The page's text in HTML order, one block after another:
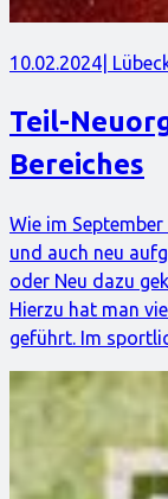
10.02.2024 |
Teil-
Bereiches
Wie im
und auch neu
oder Neu dazu
Hierzu hat man
geführt. Im